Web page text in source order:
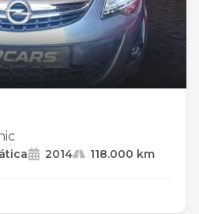
2014
118.000 km